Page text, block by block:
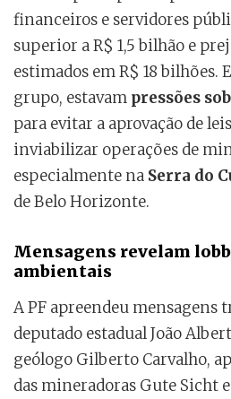
financeiros e servidores
superior a R$ 1,5 bilhão e
estimados em R$ 18 bilhões.
grupo, estavam pressões
para evitar a aprovação de
inviabilizar operações de
especialmente na Serra do
de Belo Horizonte.
Mensagens revelam
ambientais
A PF apreendeu mensagens
deputado estadual João
geólogo Gilberto Carvalho,
das mineradoras Gute Sicht